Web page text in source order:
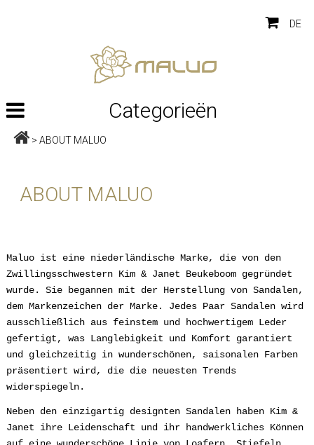
DE
Categorieën
> ABOUT MALUO
ABOUT MALUO
Maluo ist eine niederländische Marke, die von den
Zwillingsschwestern Kim & Janet Beukeboom gegründet
wurde. Sie begannen mit der Herstellung von Sandalen,
dem Markenzeichen der Marke. Jedes Paar Sandalen wird
ausschließlich aus feinstem und hochwertigem Leder
gefertigt, was Langlebigkeit und Komfort garantiert
und gleichzeitig in wunderschönen, saisonalen Farben
präsentiert wird, die die neuesten Trends
widerspiegeln.
Neben den einzigartig designten Sandalen haben Kim &
Janet ihre Leidenschaft und ihr handwerkliches Können